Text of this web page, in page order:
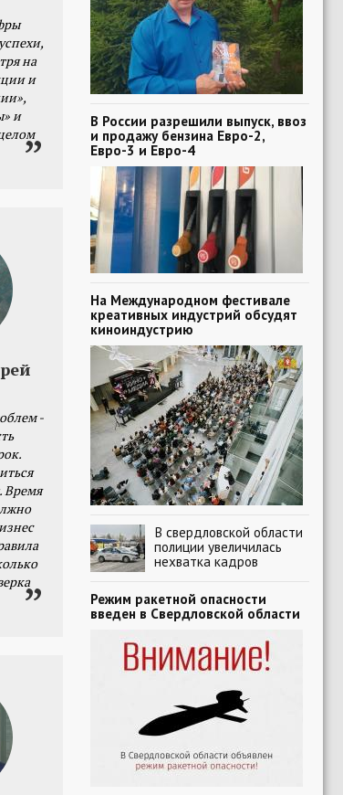
на
и
и
-
Время
В России разрешили выпуск, ввоз
и продажу бензина Евро-2,
Евро-3 и Евро-4
На Международном фестивале
креативных индустрий обсудят
киноиндустрию
В свердловской области
полиции увеличилась
нехватка кадров
Режим ракетной опасности
введен в Свердловской области